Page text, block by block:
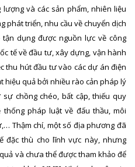
và các sản phẩm, nhiên liệu
phát triển, nhu cầu về chuyển dịch
dụng được nguồn lực về công
tế về đầu tư, xây dựng, vận hành
thu hút đầu tư vào các dự án điện
hiệu quả bởi nhiều rào cản pháp lý
chồng chéo, bất cập, thiếu quy
pháp luật về đấu thầu, môi
Thậm chí, một số địa phương đã
đặc thù cho lĩnh vực này, nhưng
và chưa thể được tham khảo để